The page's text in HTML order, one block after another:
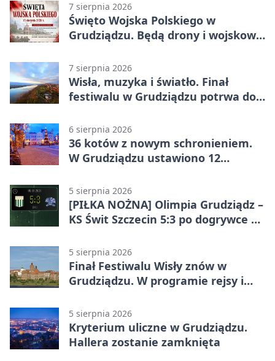
7 sierpnia 2026
Święto Wojska Polskiego w
Grudziądzu. Będą drony i wojskowa
7 sierpnia 2026
Wisła, muzyka i światło. Finał
festiwalu w Grudziądzu potrwa do
6 sierpnia 2026
36 kotów z nowym schronieniem.
W Grudziądzu ustawiono 12
5 sierpnia 2026
[PIŁKA NOŻNA] Olimpia Grudziądz –
KS Świt Szczecin 5:3 po dogrywce w
odwrócili losy meczu
5 sierpnia 2026
Finał Festiwalu Wisły znów w
Grudziądzu. W programie rejsy i
5 sierpnia 2026
Kryterium uliczne w Grudziądzu.
Hallera zostanie zamknięta